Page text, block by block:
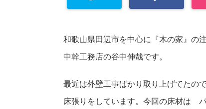
和歌山県田辺市を中心に『木の家』の
中幹工務店の谷中伸哉です。
最近は外壁工事ばかり取り上げてたので
床張りをしています。 今回の床材は パ